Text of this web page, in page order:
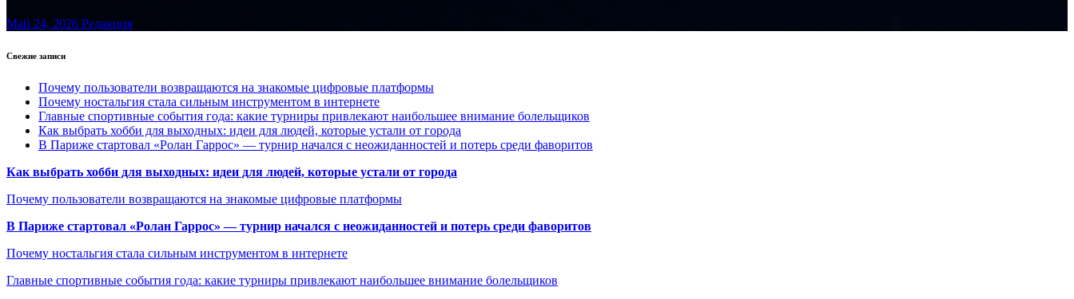
Май 24, 2026 Редакция
Свежие записи
Почему пользователи возвращаются на знакомые цифровые платформы
Почему ностальгия стала сильным инструментом в интернете
Главные спортивные события года: какие турниры привлекают наибольшее внимание болельщиков
Как выбрать хобби для выходных: идеи для людей, которые устали от города
В Париже стартовал «Ролан Гаррос» — турнир начался с неожиданностей и потерь среди фаворитов
Как выбрать хобби для выходных: идеи для людей, которые устали от города
Почему пользователи возвращаются на знакомые цифровые платформы
В Париже стартовал «Ролан Гаррос» — турнир начался с неожиданностей и потерь среди фаворитов
Почему ностальгия стала сильным инструментом в интернете
Главные спортивные события года: какие турниры привлекают наибольшее внимание болельщиков